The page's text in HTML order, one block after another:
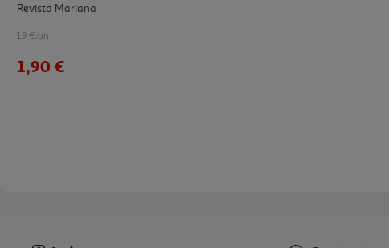
Revista Mariana
1.9 €/un
1,90 €